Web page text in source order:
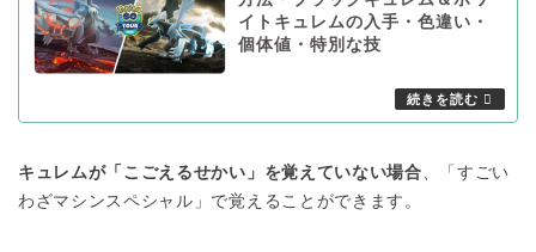
イトキュレムの入手・色違い・
個体値・特別な技
キュレムが「こごえるせかい」を覚えていない場合 、「すごい
わざマシンスペシャル」で覚えることができます。